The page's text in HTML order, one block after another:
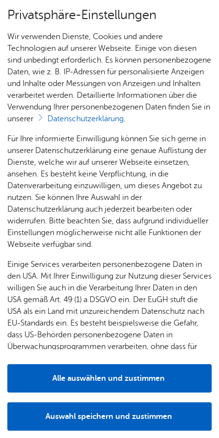
Sport­ver­ei­ne
Sport­
ver­ei­
ne
len­
über­
sicht
Nach­
rich­
aus
den
Ver­ei­
nen
wer­
den
Start­sei­te
Alle Nachrichten
Immer aktuell informiert – immer auf dem
Laufenden!
Erweiterte Suche
01.07.2026
Der SSV stellt eure Sportart
vor
Europäische Woche in
2026
Privatsphäre-Einstellungen
Wir verwenden Dienste, Cookies und andere
Technologien auf unserer Webseite. Einige von diesen
sind unbedingt erforderlich. Es können personenbezogene
Daten, wie z. B. IP-Adressen für personalisierte Anzeigen
und Inhalte oder Messungen von Anzeigen und Inhalten
verarbeitet werden. Detaillierte Informationen über die
Verwendung Ihrer personenbezogenen Daten finden Sie in
unserer
Datenschutzerklärung.
Für Ihre informierte Einwilligung können Sie sich gerne in
unserer Datenschutzerklärung eine genaue Auflistung der
Dienste, welche wir auf unserer Webseite einsetzen,
ansehen. Es besteht keine Verpflichtung, in die
Datenverarbeitung einzuwilligen, um dieses Angebot zu
nutzen. Sie können Ihre Auswahl in der
Datenschutzerklärung auch jederzeit bearbeiten oder
widerrufen. Bitte beachten Sie, dass aufgrund individueller
Einstellungen möglicherweise nicht alle Funktionen der
Webseite verfügbar sind.
Einige Services verarbeiten personenbezogene Daten in
den USA. Mit Ihrer Einwilligung zur Nutzung dieser Services
willigen Sie auch in die Verarbeitung Ihrer Daten in den
USA gemäß Art. 49 (1) a DSGVO ein. Der EuGH stuft die
USA als ein Land mit unzureichendem Datenschutz nach
EU-Standards ein. Es besteht beispielsweise die Gefahr,
dass US-Behörden personenbezogene Daten in
Überwachungsprogrammen verarbeiten, ohne dass für
Auswahl speichern und zustimmen
Alle auswählen und zustimmen